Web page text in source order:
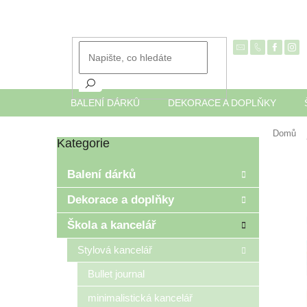
BALENÍ DÁRKŮ DEKORACE A DOPLŇKY
Domů
P
r
n
Přeskočit
Kategorie
Balení dárků
Dekorace a doplňky
Škola a kancelář
Stylová kancelář
Bullet journal
minimalistická kancelář